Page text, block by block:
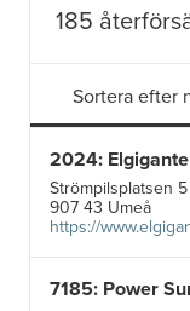
185
Sortera efter
2024:
Strömpilsplatsen 5
907 43 Umeå
https://
7185: Power